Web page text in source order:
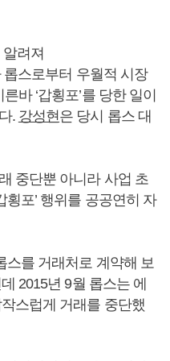
려져
스로부터 우월적 시장
바 ‘갑횡포’를 당한 일이
. 강성현은 당시 롭스 대
중단뿐 아니라 사업 초
횡포’ 행위를 공공연히 자
스를 거래처로 계약해 보
2015년 9월 롭스는 에
스럽게 거래를 중단했